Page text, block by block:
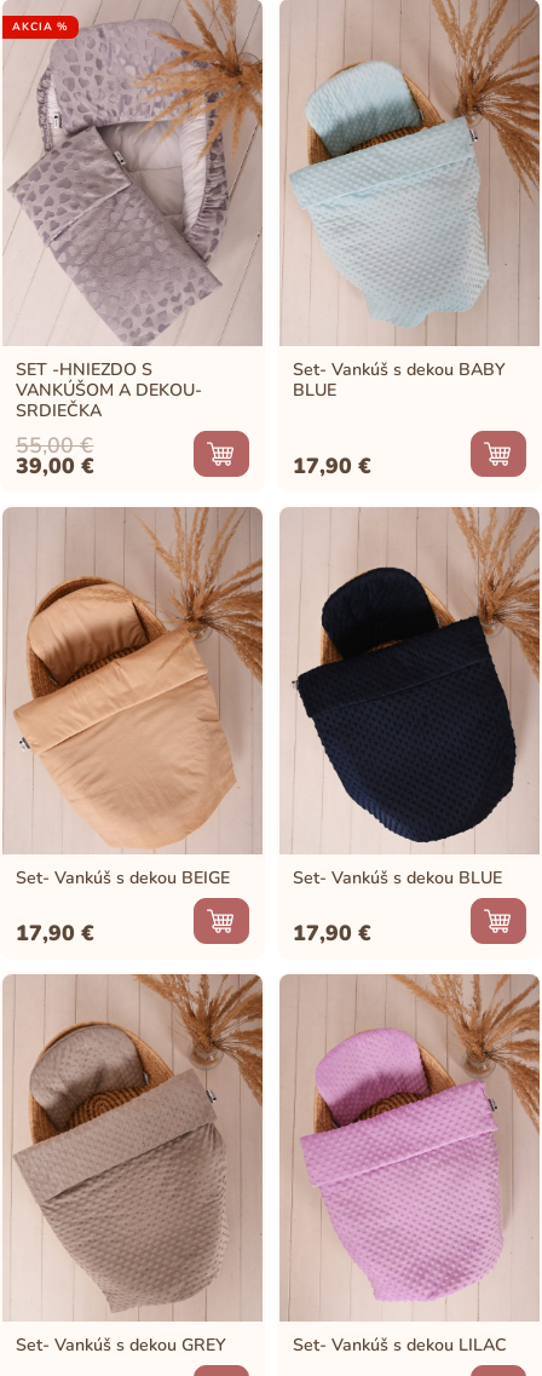
55,00 €.
39,00 €.
AKCIA %
SET -HNIEZDO S
VANKÚŠOM A DEKOU-
SRDIEČKA
55,00€
Original
price
was:
39,00€
Current
price
is:
Set- Vankúš s dekou BABY
BLUE
17,90€
Set- Vankúš s dekou BEIGE
17,90€
Set- Vankúš s dekou BLUE
17,90€
Set- Vankúš s dekou GREY Set- Vankúš s dekou LILAC